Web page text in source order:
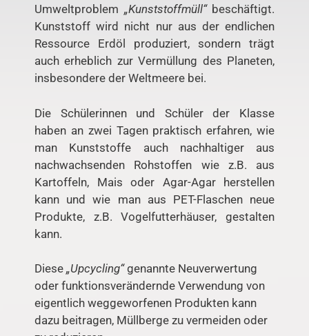
Umweltproblem „Kunststoffmüll“beschäftigt.
Kunststoff wird nicht nur aus der endlichen
Ressource Erdöl produziert, sondern trägt
auch erheblich zur Vermüllung des Planeten,
insbesondere der Weltmeere bei.
Die Schülerinnen und Schüler der Klasse
haben an zwei Tagen praktisch erfahren, wie
man Kunststoffe auch nachhaltiger aus
nachwachsenden Rohstoffen wie z.B. aus
Kartoffeln, Mais oder Agar-Agar herstellen
kann und wie man aus PET-Flaschen neue
Produkte, z.B. Vogelfutterhäuser, gestalten
kann.
Diese „Upcycling“genannte Neuverwertung
oder funktionsverändernde Verwendung von
eigentlich weggeworfenen Produkten kann
dazu beitragen, Müllberge zu vermeiden oder